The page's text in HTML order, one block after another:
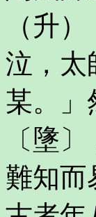
（升
泣，太
某。」
〔墬
難知而